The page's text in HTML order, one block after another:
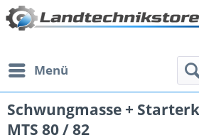
Menü
Schwungmasse +
MTS 80 / 82